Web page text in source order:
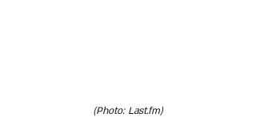
(Photo: Last.fm)